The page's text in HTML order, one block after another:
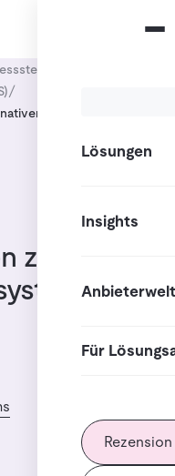
Lösungen
Insights
Anbieterwelt
Für
/
zu